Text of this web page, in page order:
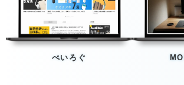
ぺいろぐ